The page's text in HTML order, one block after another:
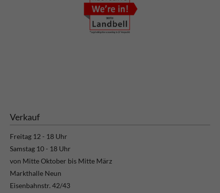
Verkauf
Freitag 12 - 18 Uhr
Samstag 10 - 18 Uhr
von Mitte Oktober bis Mitte März
Markthalle Neun
Eisenbahnstr. 42/43